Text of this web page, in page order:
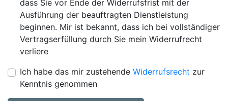
dass Sie vor Ende der Widerrufsfrist mit der
Ausführung der beauftragten Dienstleistung
beginnen. Mir ist bekannt, dass ich bei vollständiger
Vertragserfüllung durch Sie mein Widerrufrecht
verliere
Ich habe das mir zustehende Widerrufsrecht zur
Kenntnis genommen